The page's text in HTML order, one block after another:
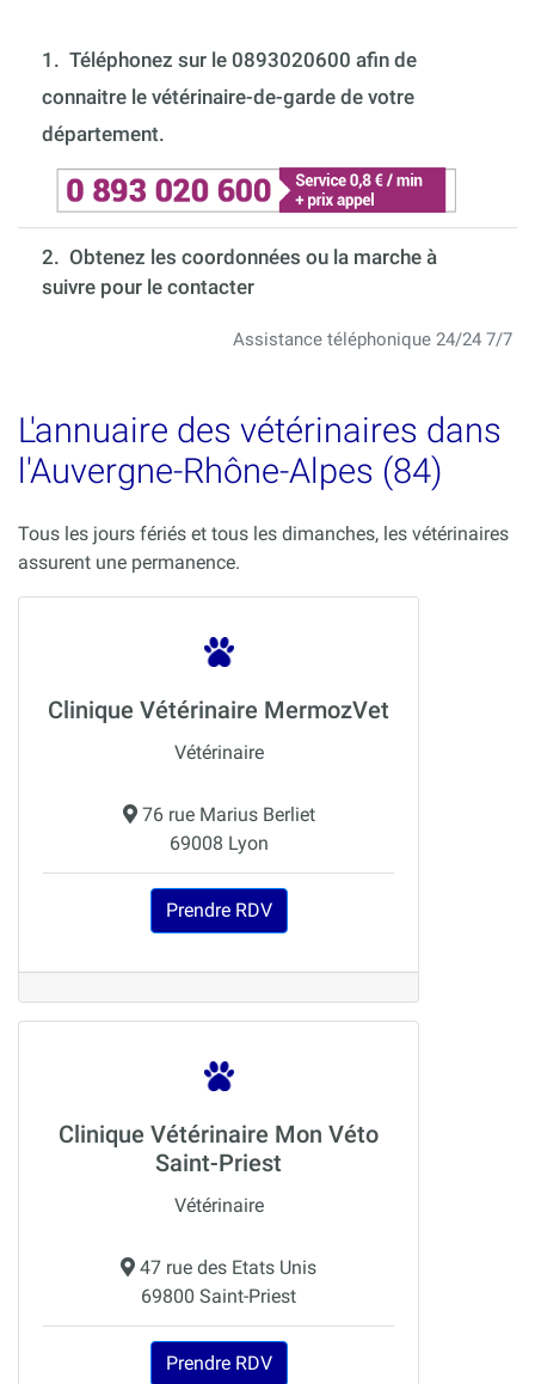
1. Téléphonez sur le 0893020600 afin de
connaitre le vétérinaire-de-garde de votre
département.
2. Obtenez les coordonnées ou la marche à
suivre pour le contacter
Assistance téléphonique 24/24 7/7
L'annuaire des vétérinaires dans
l'Auvergne-Rhône-Alpes (84)
Tous les jours fériés et tous les dimanches, les vétérinaires
assurent une permanence.
Clinique Vétérinaire MermozVet
Vétérinaire
76 rue Marius Berliet
69008 Lyon
Prendre RDV
Clinique Vétérinaire Mon Véto
Saint-Priest
Vétérinaire
47 rue des Etats Unis
69800 Saint-Priest
Prendre RDV